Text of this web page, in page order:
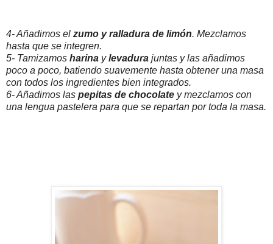
4- Añadimos el zumo y ralladura de limón. Mezclamos
hasta que se integren.
5- Tamizamos harina ylevadura juntas y las añadimos
poco a poco, batiendo suavemente hasta obtener una masa
con todos los ingredientes bien integrados.
6- Añadimos las pepitas de chocolate y mezclamos con
una lengua pastelera para que se repartan por toda la masa.